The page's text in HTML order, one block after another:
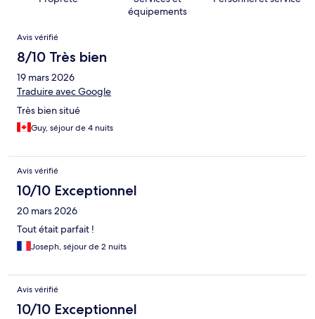
équipements
Avis
Avis vérifié
8/10 Très bien
19 mars 2026
Traduire avec Google
Très bien situé
Guy, séjour de 4 nuits
Avis vérifié
10/10 Exceptionnel
20 mars 2026
Tout était parfait !
Joseph, séjour de 2 nuits
Avis vérifié
10/10 Exceptionnel